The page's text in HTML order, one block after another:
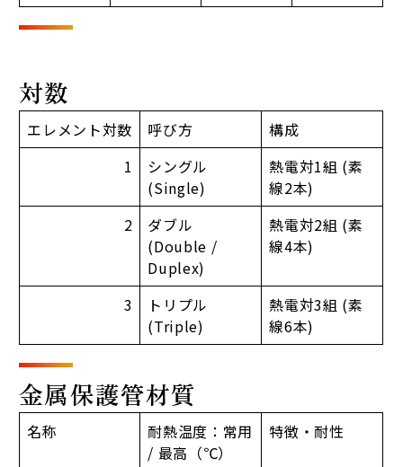
対数
エレメント対数 呼び方
構成
1
シングル
(Single)
熱電対1組 (素
線2本)
2
ダブル
(Double /
Duplex)
熱電対2組 (素
線4本)
3
トリプル
(Triple)
熱電対3組 (素
線6本)
金属保護管材質
名称
耐熱温度：常用
/ 最高（℃）
特徴・耐性